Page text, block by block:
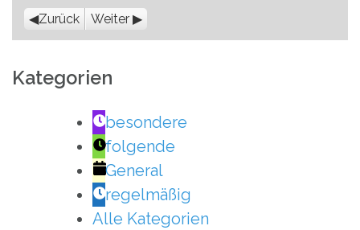
Zurück Weiter
Kategorien
besondere
folgende
General
regelmäßig
Alle Kategorien